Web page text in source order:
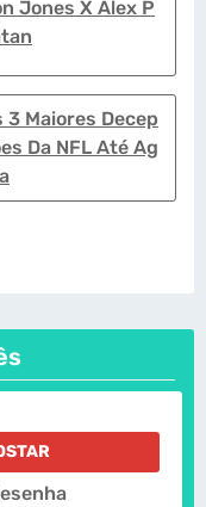
Jones X Alex P
3 Maiores Decep
Da NFL Até Ag